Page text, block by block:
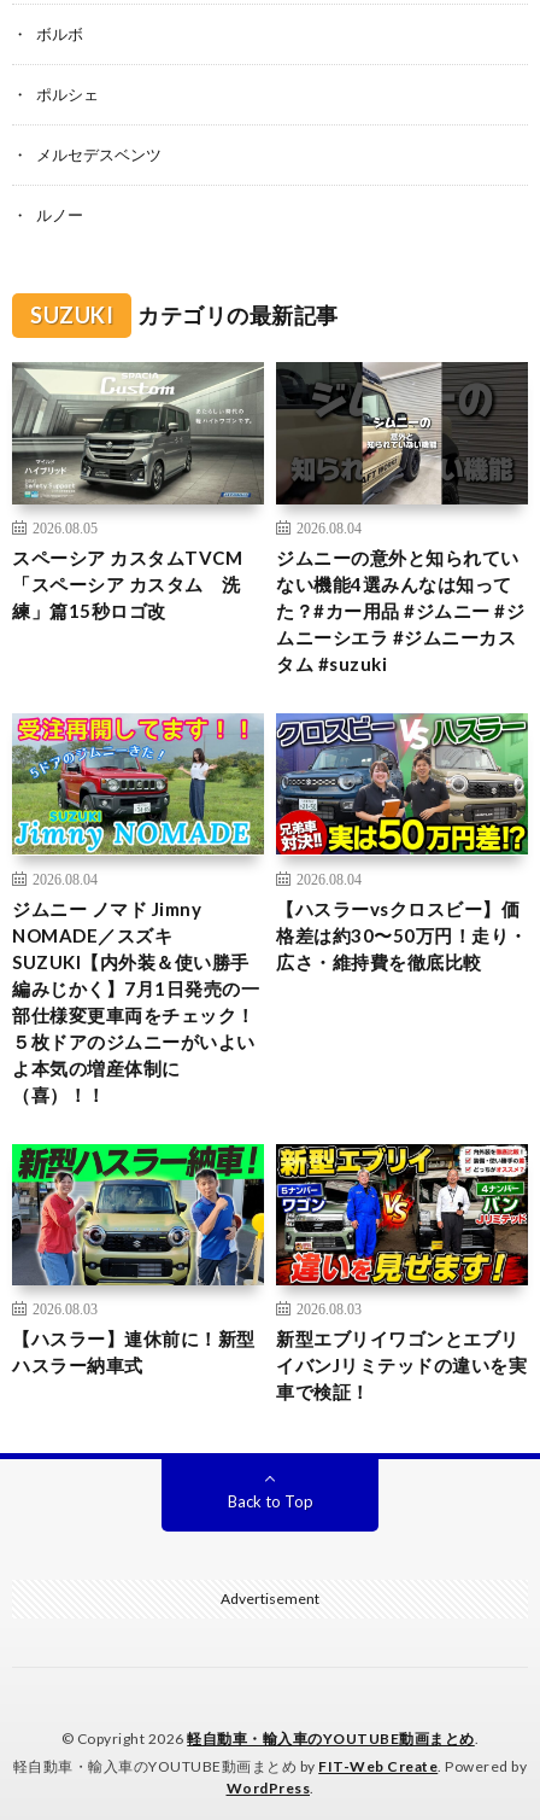
ボルボ
ポルシェ
メルセデスベンツ
ルノー
SUZUKI カテゴリの最新記事
2026.08.05
スペーシア カスタムTVCM
「スペーシア カスタム 洗
練」篇15秒ロゴ改
2026.08.04
ジムニーの意外と知られてい
ない機能4選みんなは知って
た？#カー用品 #ジムニー #ジ
ムニーシエラ #ジムニーカス
タム #suzuki
2026.08.04
ジムニー ノマド Jimny
NOMADE／スズキ
SUZUKI【内外装＆使い勝手
編みじかく】7月1日発売の一
部仕様変更車両をチェック！
５枚ドアのジムニーがいよい
よ本気の増産体制に
（喜）！！
2026.08.04
【ハスラーvsクロスビー】価
格差は約30〜50万円！走り・
広さ・維持費を徹底比較
2026.08.03
【ハスラー】連休前に！新型
ハスラー納車式
2026.08.03
新型エブリイワゴンとエブリ
イバンJリミテッドの違いを実
車で検証！
Back to Top
Advertisement
© Copyright 2026軽自動車・輸入車のYOUTUBE動画まとめ.
軽自動車・輸入車のYOUTUBE動画まとめ by FIT-Web Create. Powered by
WordPress.